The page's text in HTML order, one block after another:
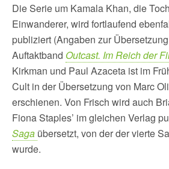
Die Serie um Kamala Khan, die
Einwanderer, wird fortlaufend
publiziert (Angaben zur
Auftaktband Outcast. Im Reich der
Kirkman und Paul Azaceta ist im
Cult in der Übersetzung von Marc
erschienen. Von Frisch wird auch
Fiona Staples’ im gleichen Verlag
Saga übersetzt, von der der vierte
wurde.